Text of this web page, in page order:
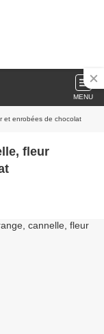
MENU
et enrobées de chocolat
fleur